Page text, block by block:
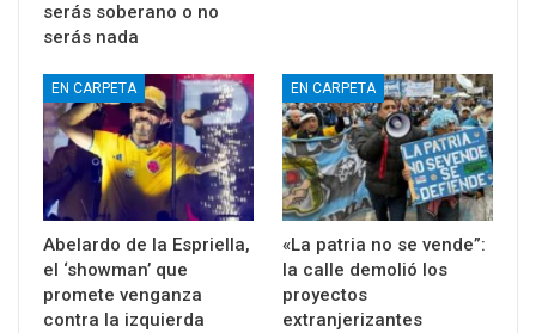
serás soberano o no
serás nada
EN CARPETA
Abelardo de la Espriella,
el ‘showman’ que
promete venganza
contra la izquierda
EN CARPETA
«La patria no se vende”:
la calle demolió los
proyectos
extranjerizantes